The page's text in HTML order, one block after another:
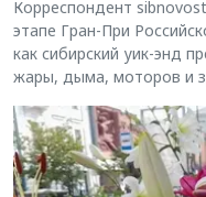
Корреспондент
этапе Гран-При
как сибирский уик-энд
жары, дыма, моторов и